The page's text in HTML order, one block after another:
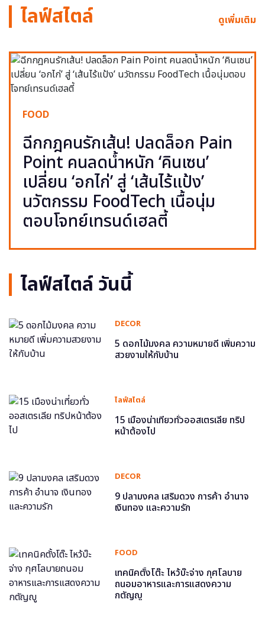
ไลฟ์สไตล์ ดูเพิ่มเติม
FOOD
ฉีกกฎคนรักเส้น! ปลดล็อก Pain
Point คนลดน้ำหนัก ‘คินเซน’
เปลี่ยน ‘อกไก่’ สู่ ‘เส้นไร้แป้ง’
นวัตกรรม FoodTech เนื้อนุ่ม
ตอบโจทย์เทรนด์เฮลตี้
ไลฟ์สไตล์ วันนี้
DECOR
5 ดอกไม้มงคล ความหมายดี เพิ่มความ
สวยงามให้กับบ้าน
ไลฟ์สไตล์
15 เมืองน่าเที่ยวทั่วออสเตรเลีย ทริป
หน้าต้องไป
DECOR
9 ปลามงคล เสริมดวง การค้า อำนาจ
เงินทอง และความรัก
FOOD
เทคนิคตั้งโต๊ะ ไหว้บ๊ะจ่าง กุศโลบาย
ถนอมอาหารและการแสดงความ
กตัญญู